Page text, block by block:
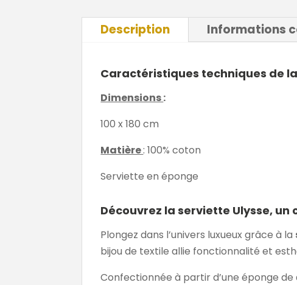
Description Informations
Caractéristiques techniques de
Dimensions:
100 x 180 cm
Matière: 100% coton
Serviette en éponge
Découvrez la serviette Ulysse,
Plongez dans l’univers luxueux grâce à la
bijou de textile allie fonctionnalité et
Confectionnée à partir d’une éponge de